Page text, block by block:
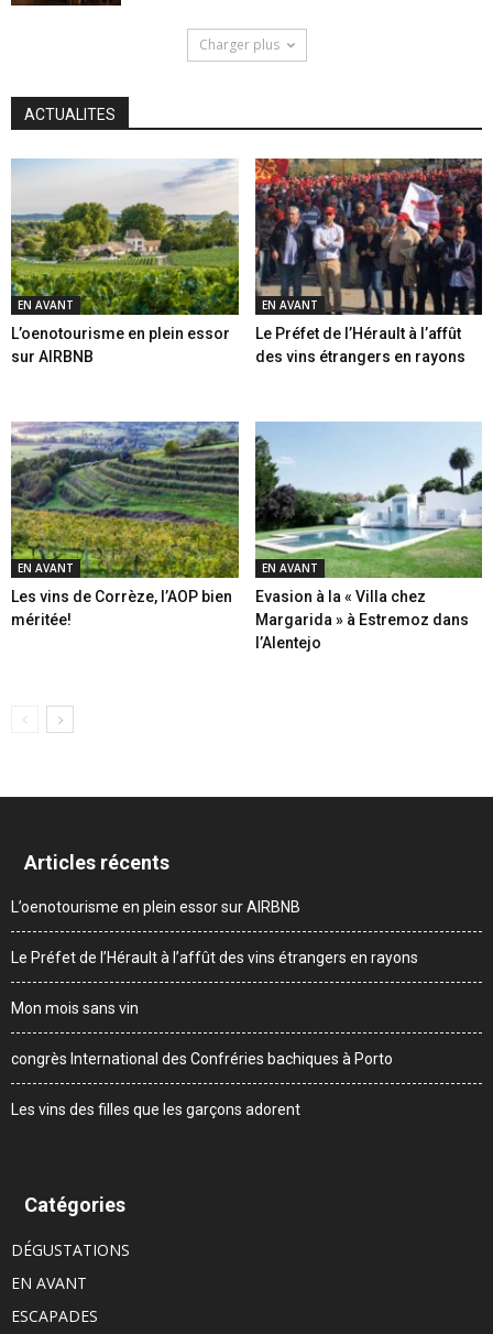
Charger plus
ACTUALITES
EN AVANT
L’oenotourisme en plein essor
sur AIRBNB
EN AVANT
Le Préfet de l’Hérault à l’affût
des vins étrangers en rayons
EN AVANT
Les vins de Corrèze, l’AOP bien
méritée!
EN AVANT
Evasion à la « Villa chez
Margarida » à Estremoz dans
l’Alentejo
Articles récents
L’oenotourisme en plein essor sur AIRBNB
Le Préfet de l’Hérault à l’affût des vins étrangers en rayons
Mon mois sans vin
congrès International des Confréries bachiques à Porto
Les vins des filles que les garçons adorent
Catégories
DÉGUSTATIONS
EN AVANT
ESCAPADES